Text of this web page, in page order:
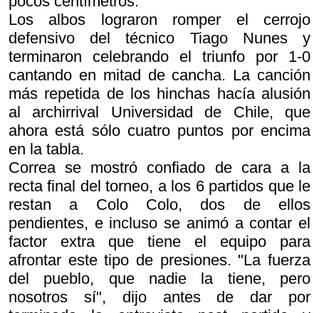
Los albos lograron romper el cerrojo
defensivo del técnico Tiago Nunes y
terminaron celebrando el triunfo por 1-0
cantando en mitad de cancha. La canción
más repetida de los hinchas hacía alusión
al archirrival Universidad de Chile, que
ahora está sólo cuatro puntos por encima
en la tabla.
Correa se mostró confiado de cara a la
recta final del torneo, a los 6 partidos que le
restan a Colo Colo, dos de ellos
pendientes, e incluso se animó a contar el
factor extra que tiene el equipo para
afrontar este tipo de presiones. "La fuerza
del pueblo, que nadie la tiene, pero
nosotros sí", dijo antes de dar por